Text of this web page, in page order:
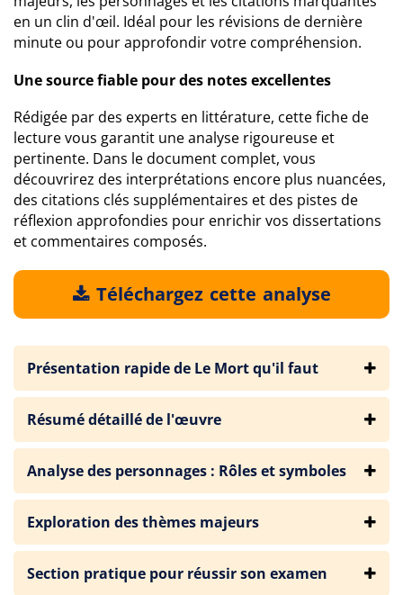
en un clin d'œil. Idéal pour les révisions de dernière
minute ou pour approfondir votre compréhension.
Une source fiable pour des notes excellentes
Rédigée par des experts en littérature, cette fiche de
lecture vous garantit une analyse rigoureuse et
pertinente. Dans le document complet, vous
découvrirez des interprétations encore plus nuancées,
des citations clés supplémentaires et des pistes de
réflexion approfondies pour enrichir vos dissertations
et commentaires composés.
Téléchargez cette analyse
Présentation rapide de Le Mort qu'il faut
Résumé détaillé de l'œuvre
Analyse des personnages : Rôles et symboles
Exploration des thèmes majeurs
Section pratique pour réussir son examen